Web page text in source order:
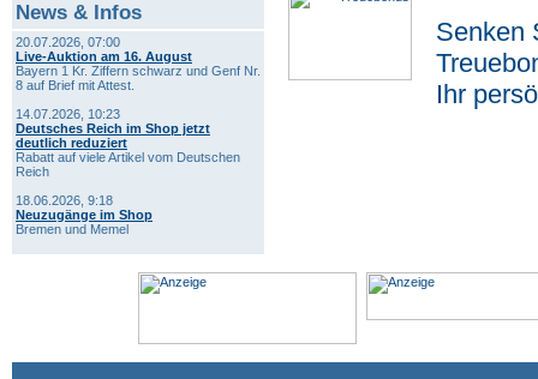
News & Infos
20.07.2026, 07:00
Live-Auktion am 16. August
Bayern 1 Kr. Ziffern schwarz und Genf Nr.
8 auf Brief mit Attest.
14.07.2026, 10:23
Deutsches Reich im Shop jetzt
deutlich reduziert
Rabatt auf viele Artikel vom Deutschen
Reich
18.06.2026, 9:18
Neuzugänge im Shop
Bremen und Memel
Senken
Ihr